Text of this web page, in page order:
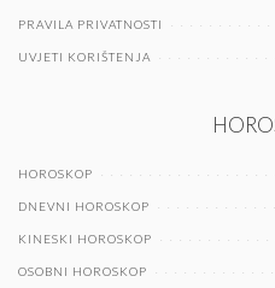
PRAVILA PRIVATNOSTI
UVJETI KORIŠTENJA
HOROSKOP
DNEVNI HOROSKOP
KINESKI HOROSKOP
OSOBNI HOROSKOP